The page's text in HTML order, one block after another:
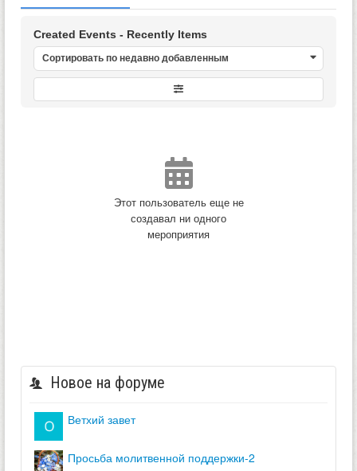
Created Events - Recently Items
Сортировать по недавно добавленным
Этот пользователь еще не
создавал ни одного
мероприятия
Новое на форуме
ветхий завет
просьба молитвенной поддержки-2